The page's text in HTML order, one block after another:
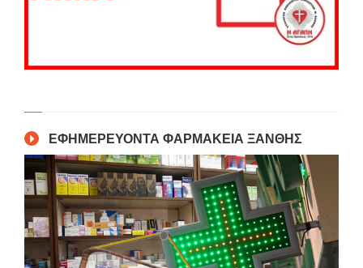
ΕΦΗΜΕΡΕΥΟΝΤΑ ΦΑΡΜΑΚΕΙΑ ΞΑΝΘΗΣ